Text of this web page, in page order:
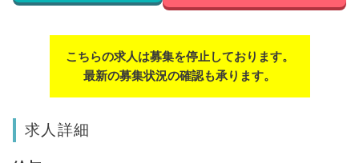
こちらの求人は募集を停止しております。
最新の募集状況の確認も承ります。
求人詳細